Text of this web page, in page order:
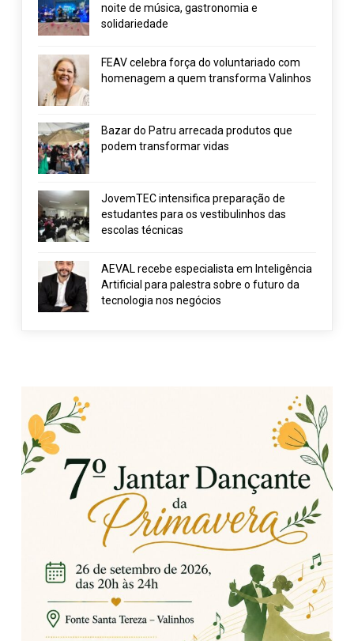
noite de música, gastronomia e
solidariedade
FEAV celebra força do voluntariado com
homenagem a quem transforma Valinhos
Bazar do Patru arrecada produtos que
podem transformar vidas
JovemTEC intensifica preparação de
estudantes para os vestibulinhos das
escolas técnicas
AEVAL recebe especialista em Inteligência
Artificial para palestra sobre o futuro da
tecnologia nos negócios